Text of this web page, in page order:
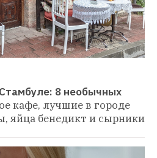
8 необычных
кафе, лучшие в городе
яйца бенедикт и сырники